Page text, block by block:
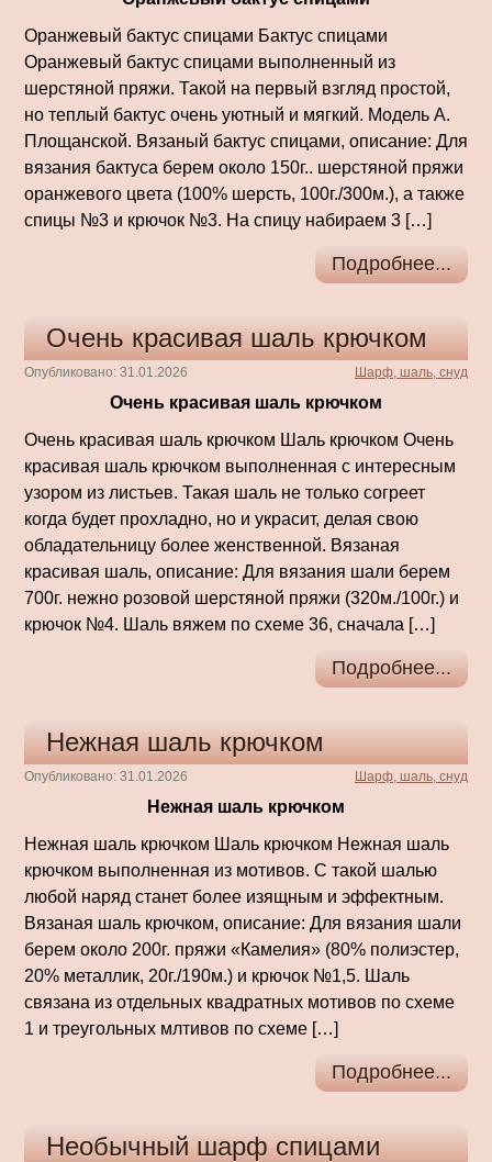
Оранжевый бактус спицами Бактус спицами
Оранжевый бактус спицами выполненный из
шерстяной пряжи. Такой на первый взгляд простой,
но теплый бактус очень уютный и мягкий. Модель А.
Площанской. Вязаный бактус спицами, описание: Для
вязания бактуса берем около 150г.. шерстяной пряжи
оранжевого цвета (100% шерсть, 100г./300м.), а также
спицы №3 и крючок №3. На спицу набираем 3 […]
Подробнее...
Очень красивая шаль крючком
Опубликовано: 31.01.2026 Шарф, шаль, снуд
Очень красивая шаль крючком
Очень красивая шаль крючком Шаль крючком Очень
красивая шаль крючком выполненная с интересным
узором из листьев. Такая шаль не только согреет
когда будет прохладно, но и украсит, делая свою
обладательницу более женственной. Вязаная
красивая шаль, описание: Для вязания шали берем
700г. нежно розовой шерстяной пряжи (320м./100г.) и
крючок №4. Шаль вяжем по схеме 36, сначала […]
Подробнее...
Нежная шаль крючком
Опубликовано: 31.01.2026 Шарф, шаль, снуд
Нежная шаль крючком
Нежная шаль крючком Шаль крючком Нежная шаль
крючком выполненная из мотивов. С такой шалью
любой наряд станет более изящным и эффектным.
Вязаная шаль крючком, описание: Для вязания шали
берем около 200г. пряжи «Камелия» (80% полиэстер,
20% металлик, 20г./190м.) и крючок №1,5. Шаль
связана из отдельных квадратных мотивов по схеме
1 и треугольных млтивов по схеме […]
Подробнее...
Необычный шарф спицами